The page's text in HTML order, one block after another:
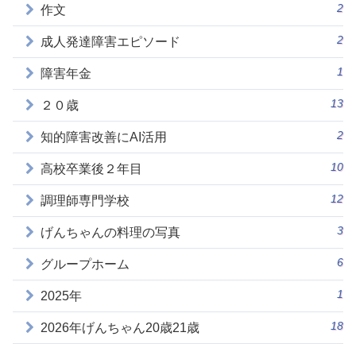
作文 2
成人発達障害エピソード 2
障害年金 1
２０歳 13
知的障害改善にAI活用 2
高校卒業後２年目 10
調理師専門学校 12
げんちゃんの料理の写真 3
グループホーム 6
2025年 1
2026年げんちゃん20歳21歳 18